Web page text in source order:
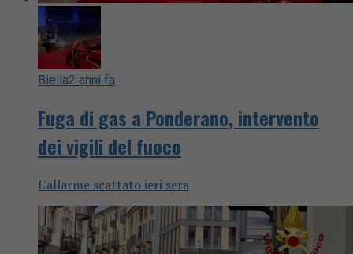
Biella2 anni fa
Fuga di gas a Ponderano, intervento
dei vigili del fuoco
L'allarme scattato ieri sera